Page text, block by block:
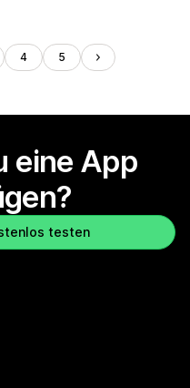
4 5
eine App
testen